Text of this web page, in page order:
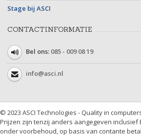
Stage bij ASCI
CONTACTINFORMATIE
Bel ons: 085 - 009 08 19
info@asci.nl
© 2023 ASCI Technologies - Quality in
Prijzen zijn tenzij anders aangegeven inclusief
onder voorbehoud, op basis van contante